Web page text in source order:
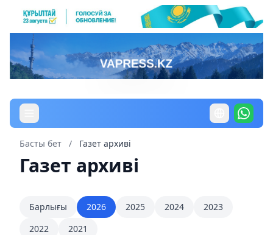
Басты бет / Газет архиві
Газет архиві
Барлығы 2026 2025 2024
2023
2022
2021